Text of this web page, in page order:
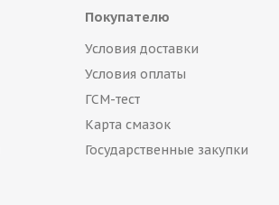
Покупателю
Условия доставки
Условия оплаты
ГСМ-тест
Карта смазок
Государственные закупки